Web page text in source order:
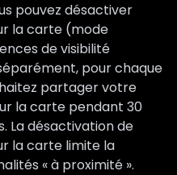
pouvez désactiver
la carte (mode
de visibilité
pour chaque
partager votre
la carte pendant 30
La désactivation de
la carte limite la
« à proximité ».